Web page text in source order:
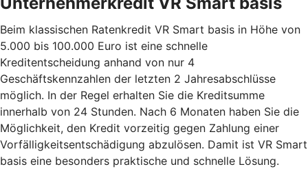
Beim klassischen Ratenkredit VR Smart basis in Höhe von
5.000 bis 100.000 Euro ist eine schnelle
Kreditentscheidung anhand von nur 4
Geschäftskennzahlen der letzten 2 Jahresabschlüsse
möglich. In der Regel erhalten Sie die Kreditsumme
innerhalb von 24 Stunden. Nach 6 Monaten haben Sie die
Möglichkeit, den Kredit vorzeitig gegen Zahlung einer
Vorfälligkeitsentschädigung abzulösen. Damit ist VR Smart
basis eine besonders praktische und schnelle Lösung.